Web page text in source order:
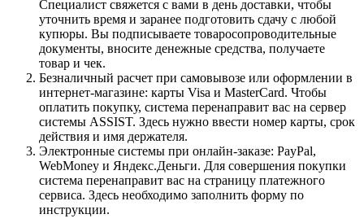
Специалист свяжется с вами в день доставки, чтобы
уточнить время и заранее подготовить сдачу с любой
купюры. Вы подписываете товаросопроводительные
документы, вносите денежные средства, получаете
товар и чек.
Безналичный расчет при самовывозе или оформлении в
интернет-магазине: карты Visa и MasterCard. Чтобы
оплатить покупку, система перенаправит вас на сервер
системы ASSIST. Здесь нужно ввести номер карты, срок
действия и имя держателя.
Электронные системы при онлайн-заказе: PayPal,
WebMoney и Яндекс.Деньги. Для совершения покупки
система перенаправит вас на страницу платежного
сервиса. Здесь необходимо заполнить форму по
инструкции.